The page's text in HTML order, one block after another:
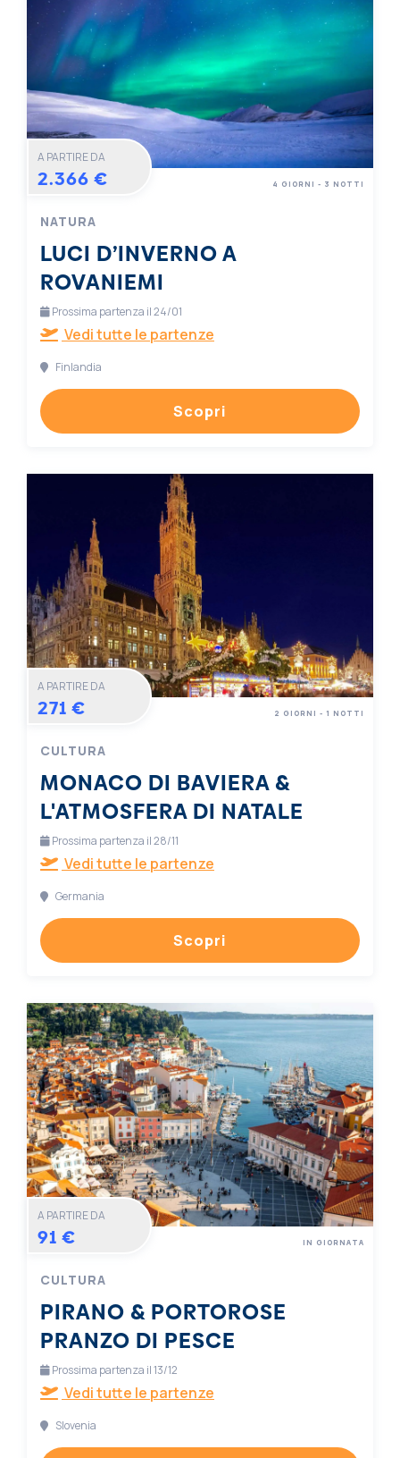
A PARTIRE DA
2.366 €
NATURA
LUCI D’INVERNO A
ROVANIEMI
4 GIORNI - 3 NOTTI
Prossima partenza il 24/01
Vedi tutte le partenze
Finlandia
Scopri
A PARTIRE DA
271 €
CULTURA
MONACO DI BAVIERA &
L'ATMOSFERA DI NATALE
2 GIORNI - 1 NOTTI
Prossima partenza il 28/11
Vedi tutte le partenze
Germania
Scopri
A PARTIRE DA
91 €
CULTURA
PIRANO & PORTOROSE
PRANZO DI PESCE
IN GIORNATA
Prossima partenza il 13/12
Vedi tutte le partenze
Slovenia